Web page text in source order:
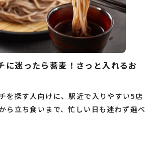
に迷ったら蕎麦！さっと入れるお
を探す人向けに、駅近で入りやすい5店
ら立ち食いまで、忙しい日も迷わず選べ